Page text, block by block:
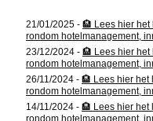
r
e
s
m
n
g
21/01/2025 - 🏨 Lees hier
rondom hotelmanagement,
23/12/2024 - 🏨 Lees hier
rondom hotelmanagement,
26/11/2024 - 🏨 Lees hier het
rondom hotelmanagement,
14/11/2024 - 🏨 Lees hier het
rondom hotelmanagement,